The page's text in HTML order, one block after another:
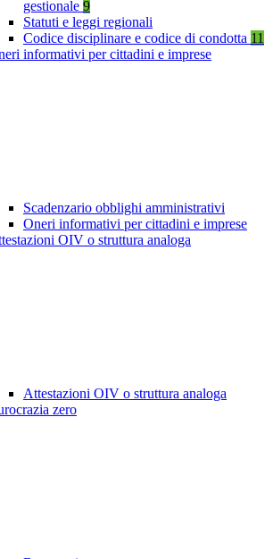
gestionale 9
Statuti e leggi regionali
Codice disciplinare e codice di condotta 11
informativi per cittadini e imprese
Scadenzario obblighi amministrativi
Oneri informativi per cittadini e imprese
OIV o struttura analoga
Attestazioni OIV o struttura analoga
zero